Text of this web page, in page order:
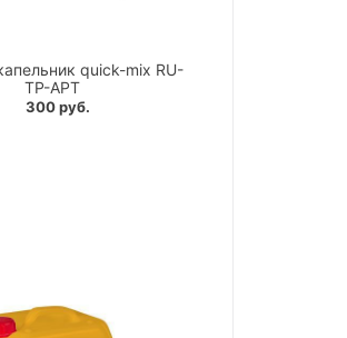
quick-mix RU-
TP-APT
300 руб.